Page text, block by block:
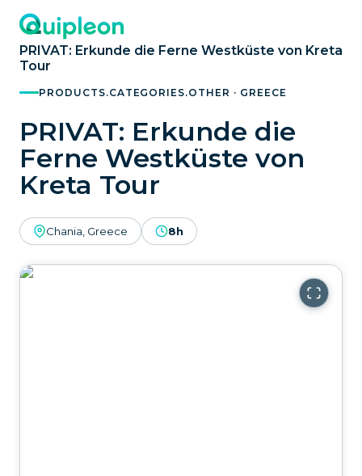
PRIVAT: Erkunde die Ferne Westküste von Kreta
Tour
PRODUCTS.CATEGORIES.OTHER · GREECE
PRIVAT: Erkunde die
Ferne Westküste von
Kreta Tour
Chania, Greece 8h